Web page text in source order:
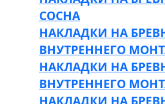
СОСНА
НАКЛАДКИ НА
ВНУТРЕННЕГО
НАКЛАДКИ НА
ВНУТРЕННЕГО